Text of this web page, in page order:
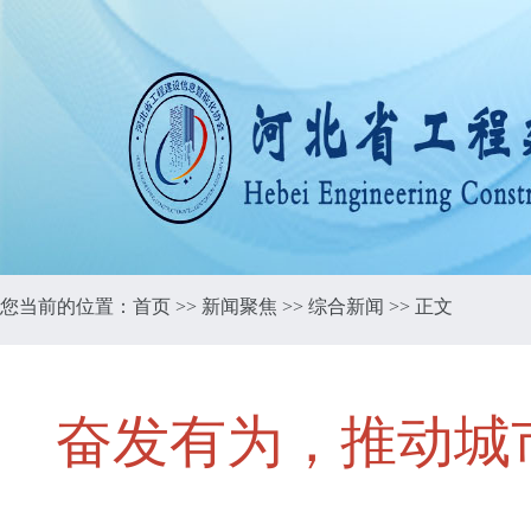
您当前的位置： 首页 >> 新闻聚焦 >> 综合新闻 >> 正文
奋发有为，推动